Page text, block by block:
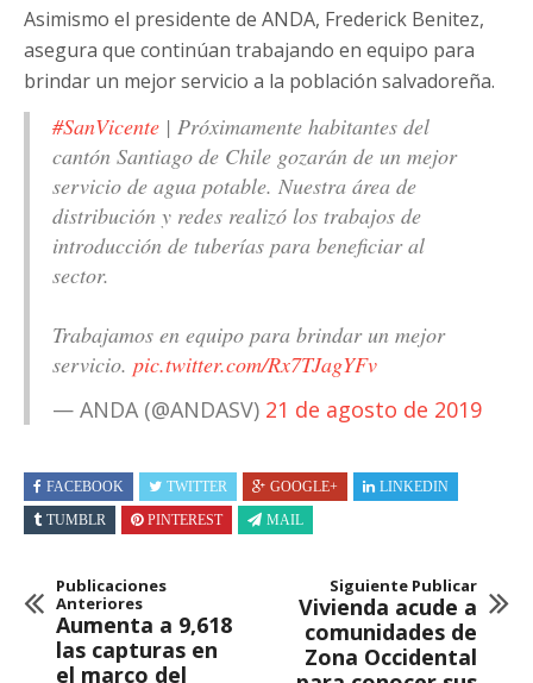
Asimismo el presidente de ANDA, Frederick Benitez,
asegura que continúan trabajando en equipo para
brindar un mejor servicio a la población salvadoreña.
#SanVicente | Próximamente habitantes del
cantón Santiago de Chile gozarán de un mejor
servicio de agua potable. Nuestra área de
distribución y redes realizó los trabajos de
introducción de tuberías para beneficiar al
sector.
Trabajamos en equipo para brindar un mejor
servicio. pic.twitter.com/Rx7TJagYFv
— ANDA (@ANDASV) 21 de agosto de 2019
FACEBOOK TWITTER GOOGLE+
LINKEDIN
TUMBLR
PINTEREST MAIL
Publicaciones
Anteriores
Aumenta a 9,618
las capturas en
el marco del
Siguiente Publicar
Vivienda acude a
comunidades de
Zona Occidental